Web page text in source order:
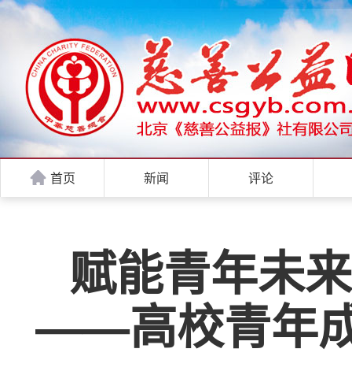
首页 新闻 评论
赋能青年未
——高校青年